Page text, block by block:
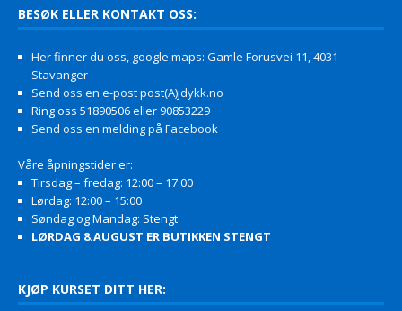
BESØK ELLER KONTAKT OSS:
Her finner du oss, google maps: Gamle Forusvei 11, 4031
Stavanger
Send oss en e-post post(A)jdykk.no
Ring oss 51890506 eller 90853229
Send oss en melding på Facebook
Våre åpningstider er:
Tirsdag – fredag: 12:00 – 17:00
Lørdag: 12:00 – 15:00
Søndag og Mandag: Stengt
LØRDAG 8.AUGUST ER BUTIKKEN STENGT
KJØP KURSET DITT HER: